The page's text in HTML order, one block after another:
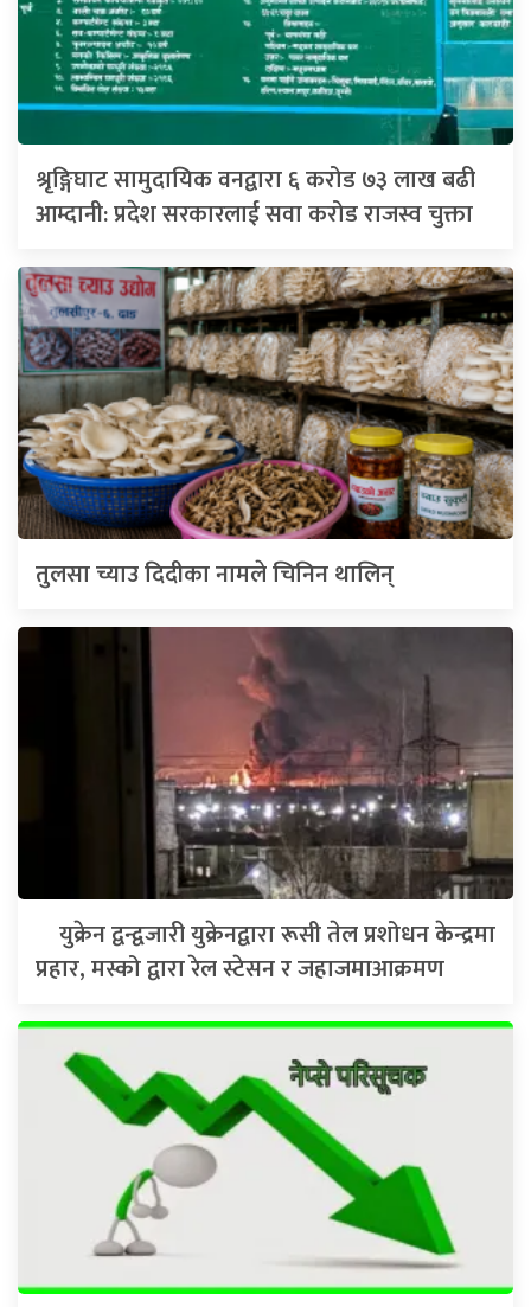
श्रृङ्गिघाट सामुदायिक वनद्वारा ६ करोड ७३ लाख बढी
आम्दानी: प्रदेश सरकारलाई सवा करोड राजस्व चुक्ता
तुलसा च्याउ दिदीका नामले चिनिन थालिन्
युक्रेन द्वन्द्वजारी युक्रेनद्वारा रूसी तेल प्रशोधन केन्द्रमा
प्रहार, मस्को द्वारा रेल स्टेसन र जहाजमाआक्रमण